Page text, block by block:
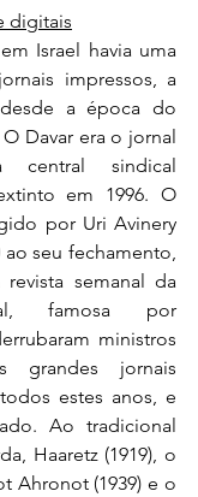
digitais
Israel havia uma
impressos, a
a época do
Davar era o jornal
sindical
em 1996. O
por Uri Avinery
ao seu fechamento,
semanal da
famosa por
ministros
grandes jornais
estes anos, e
Ao tradicional
Haaretz (1919), o
Ahronot (1939) e o